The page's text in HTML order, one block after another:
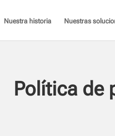
Nuestra historia Nuestras
Política de